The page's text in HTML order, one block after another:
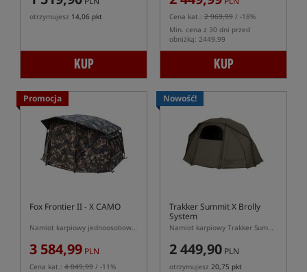
otrzymujesz 14,06 pkt
KUP
Cena kat.: 2 969,99 / -18%
Min. cena z 30 dni przed
obniżką: 2449.99
KUP
Promocja
Fox Frontier II - X CAMO
Namiot karpiowy jednoosobowy w kolorze kamuflażu
3 584,99 PLN
Cena kat.: 4 049,99 / -11%
Nowość!
Trakker Summit X Brolly
System
Namiot karpiowy Trakker Summit X Brolly System 55”
2 449,90 PLN
otrzymujesz 20,75 pkt